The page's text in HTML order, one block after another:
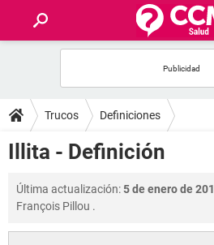
FOROS
SALUD
FAMILIA
NUTRICIÓN
Trucos Definiciones
Illita - Definición
Última actualización:5 de enero de
François Pillou .